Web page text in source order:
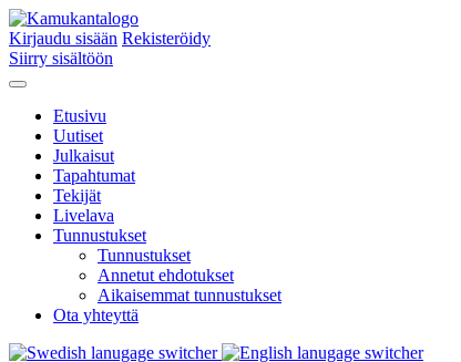
Kirjaudu sisään Rekisteröidy
Siirry sisältöön
Etusivu
Uutiset
Julkaisut
Tapahtumat
Tekijät
Livelava
Tunnustukset
Tunnustukset
Annetut ehdotukset
Aikaisemmat tunnustukset
Ota yhteyttä